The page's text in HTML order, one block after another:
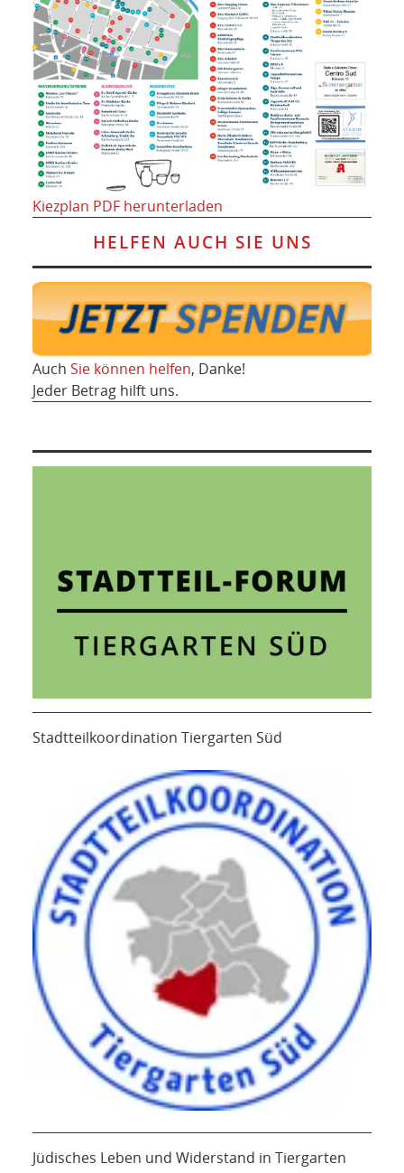
Kiezplan PDF herunterladen
HELFEN AUCH SIE UNS
Auch Sie können helfen, Danke!
Jeder Betrag hilft uns.
Stadtteilkoordination Tiergarten Süd
Jüdisches Leben und Widerstand in Tiergarten